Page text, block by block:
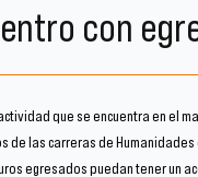
con
que se encuentra en el
de las carreras de
egresados puedan tener un